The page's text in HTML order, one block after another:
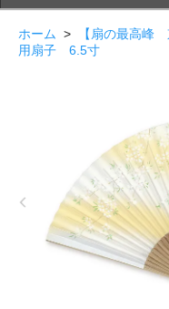
ホーム > 【扇の最高峰
用扇子 6.5寸